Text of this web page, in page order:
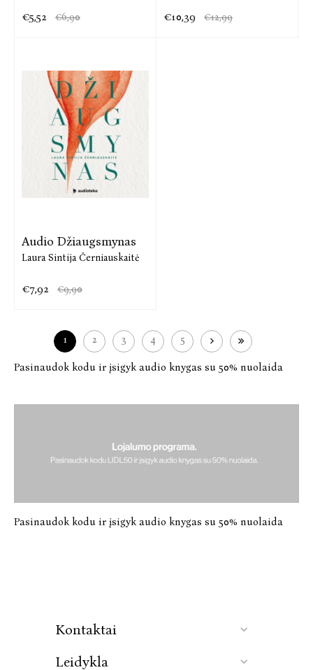
€5,52 €6,90 €10,39 €12,99
Audio Džiaugsmynas
Laura Sintija Černiauskaitė
€7,92 €9,90
1 2 3 4 5
Pasinaudok kodu ir įsigyk audio knygas su 50% nuolaida
Pasinaudok kodu ir įsigyk audio knygas su 50% nuolaida
Kontaktai
Leidykla